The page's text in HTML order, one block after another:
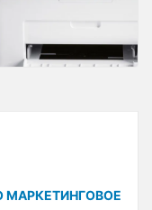
МАРКЕТИНГОВОЕ